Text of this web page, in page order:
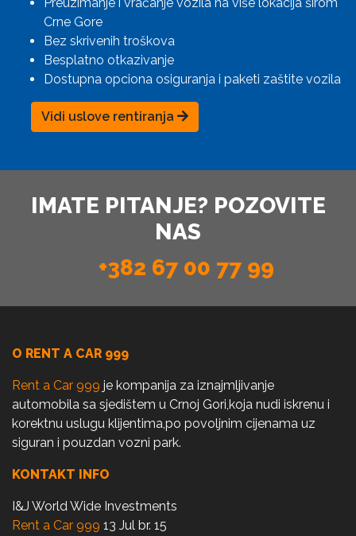
Crne Gore
Bez skrivenih troškova
Besplatno otkazivanje
Dostupna opciona osiguranja i paketi zaštite vozila
Vidi uslove rentiranja
IMATE PITANJE? POZOVITE
NAS
+382 67 00 77 99
O RENT A CAR 999
Rent a Car 999 je kompanija za iznajmljivanje
automobila sa sjedištem u Crnoj Gori,koja nudi iskrenu i
korektnu uslugu klijentima,po povoljnim cijenama uz
siguran i pouzdan vozni park.
KONTAKT INFO
I&J World Wide Investments
Rent a Car 999 13 Jul br. 15